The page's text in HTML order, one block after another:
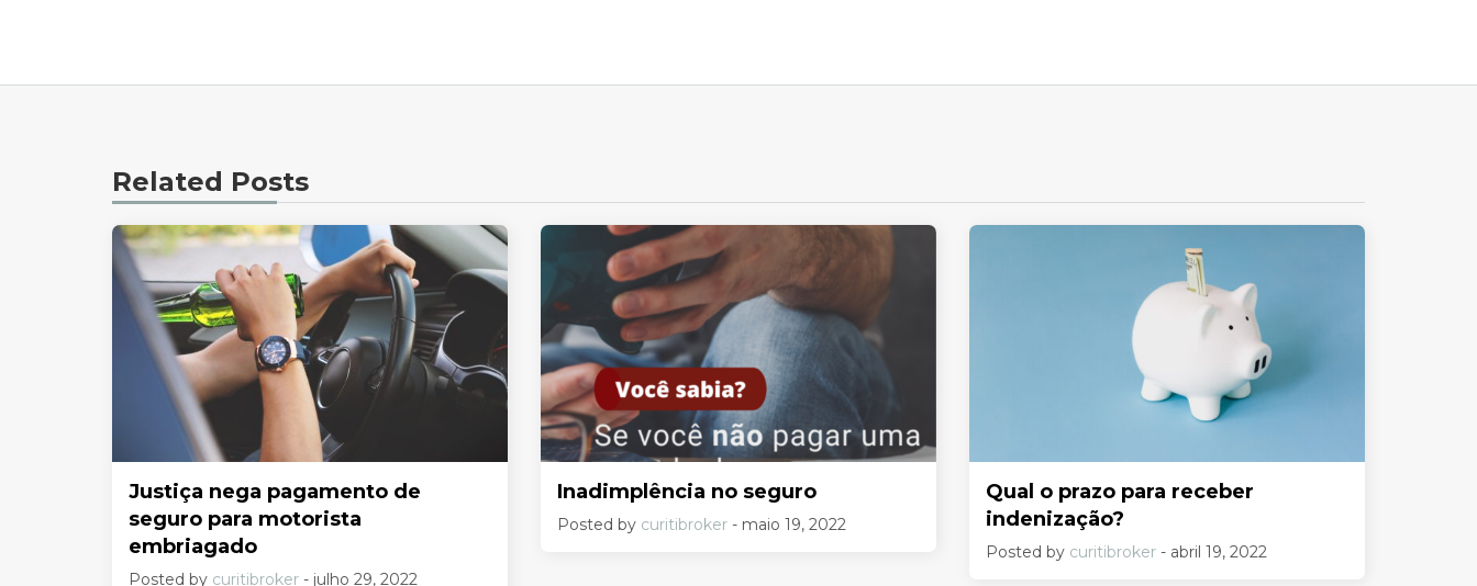
Related Posts
Justiça nega pagamento de
seguro para motorista
embriagado
Posted by curitibroker - julho 29, 2022
Inadimplência no seguro
Posted by curitibroker - maio 19, 2022
Qual o prazo para receber
indenização?
Posted by curitibroker - abril 19, 2022